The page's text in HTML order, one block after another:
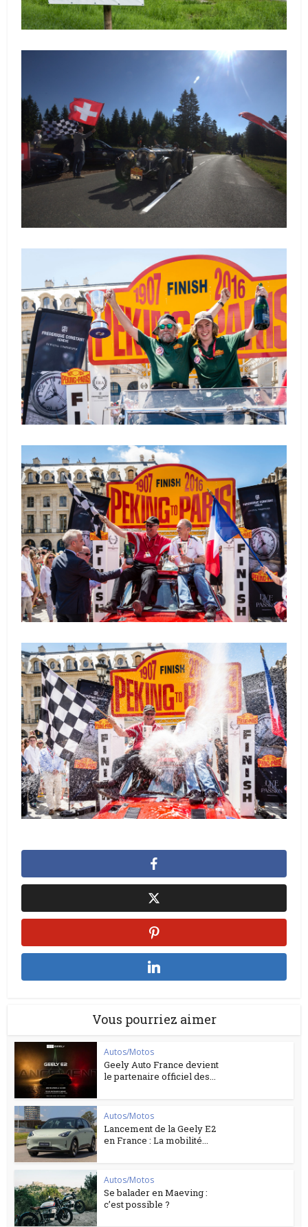
Vous pourriez aimer
Autos/Motos
Geely Auto France devient
le partenaire officiel des...
Autos/Motos
Lancement de la Geely E2
en France : La mobilité...
Autos/Motos
Se balader en Maeving :
c’est possible ?